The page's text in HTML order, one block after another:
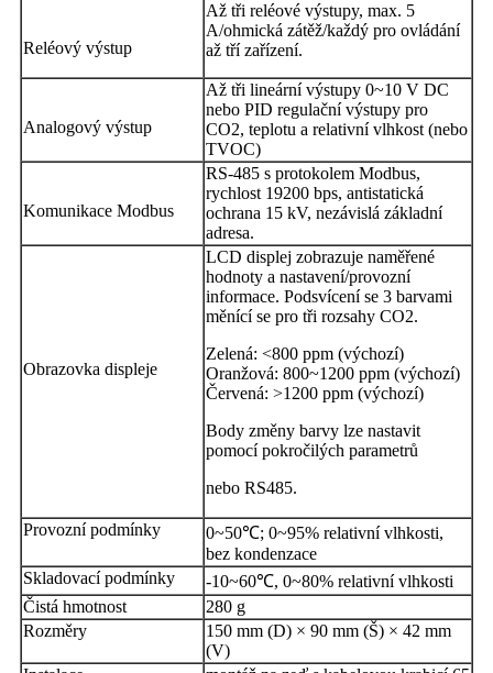
Reléový výstup
Až tři reléové výstupy, max. 5
A/ohmická zátěž/každý pro ovládání
až tří zařízení.
Analogový výstup
Až tři lineární výstupy 0~10 V DC
nebo PID regulační výstupy pro
CO2, teplotu a relativní vlhkost (nebo
TVOC)
Komunikace Modbus
RS-485 s protokolem Modbus,
rychlost 19200 bps, antistatická
ochrana 15 kV, nezávislá základní
adresa.
Obrazovka displeje
LCD displej zobrazuje naměřené
hodnoty a nastavení/provozní
informace. Podsvícení se 3 barvami
měnící se pro tři rozsahy CO2.
Zelená: <800 ppm (výchozí)
Oranžová: 800~1200 ppm (výchozí)
Červená: >1200 ppm (výchozí)
Body změny barvy lze nastavit
pomocí pokročilých parametrů
nebo RS485.
Provozní podmínky
0~50℃; 0~95% relativní vlhkosti,
bez kondenzace
Skladovací podmínky
-10~60℃, 0~80% relativní vlhkosti
Čistá hmotnost
280 g
Rozměry
150 mm (D) × 90 mm (Š) × 42 mm
(V)